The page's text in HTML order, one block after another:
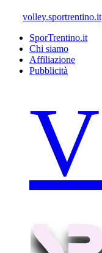
volley.sportrentino.it
SporTrentino.it
Chi siamo
Affiliazione
Pubblicità